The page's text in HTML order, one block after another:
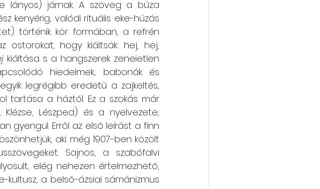
lányos) járnak. A szöveg a búza
kenyérig, valódi rituális eke-húzás
történik kör formában, a refrén
ostorokat, hogy kiáltsák: hej, hej,
kiáltása s a hangszerek zeneietlen
hiedelmek, babonák és
legrégibb eredetű a zajkeltés,
tartása a háztól. Ez a szokás már
Lészped) és a nyelvezete,
gyengül. Erről az első leírást a finn
aki még 1907-ben közölt
Sajnos, a szabófalvi
elég nehezen értelmezhető,
a belső-ázsiai sámánizmus